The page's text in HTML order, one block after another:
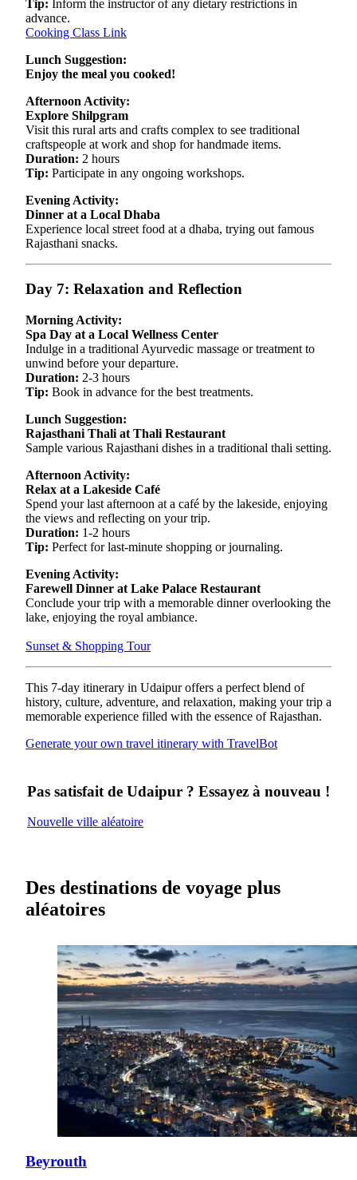
Tip: Inform the instructor of any dietary restrictions in
advance.
Cooking Class Link
Lunch Suggestion:
Enjoy the meal you cooked!
Afternoon Activity:
Explore Shilpgram
Visit this rural arts and crafts complex to see traditional
craftspeople at work and shop for handmade items.
Duration: 2 hours
Tip: Participate in any ongoing workshops.
Evening Activity:
Dinner at a Local Dhaba
Experience local street food at a dhaba, trying out famous
Rajasthani snacks.
Day 7: Relaxation and Reflection
Morning Activity:
Spa Day at a Local Wellness Center
Indulge in a traditional Ayurvedic massage or treatment to
unwind before your departure.
Duration: 2-3 hours
Tip: Book in advance for the best treatments.
Lunch Suggestion:
Rajasthani Thali at Thali Restaurant
Sample various Rajasthani dishes in a traditional thali setting.
Afternoon Activity:
Relax at a Lakeside Café
Spend your last afternoon at a café by the lakeside, enjoying
the views and reflecting on your trip.
Duration: 1-2 hours
Tip: Perfect for last-minute shopping or journaling.
Evening Activity:
Farewell Dinner at Lake Palace Restaurant
Conclude your trip with a memorable dinner overlooking the
lake, enjoying the royal ambiance.
Sunset & Shopping Tour
This 7-day itinerary in Udaipur offers a perfect blend of
history, culture, adventure, and relaxation, making your trip a
memorable experience filled with the essence of Rajasthan.
Generate your own travel itinerary with TravelBot
Pas satisfait de Udaipur ? Essayez à nouveau !
Nouvelle ville aléatoire
Des destinations de voyage plus
aléatoires
Beyrouth